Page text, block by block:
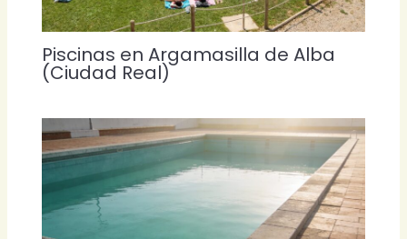
Piscinas en Argamasilla de Alba
(Ciudad Real)